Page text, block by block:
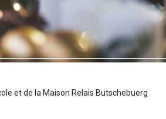
et de la Maison Relais Butschebuerg